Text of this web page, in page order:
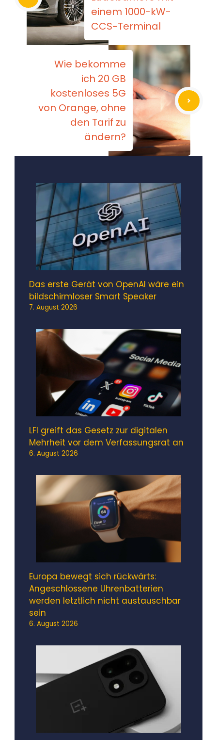
einem 1000-kW-
CCS-Terminal
Wie bekomme
ich 20 GB
kostenloses 5G
von Orange, ohne
den Tarif zu
ändern?
Das erste Gerät von OpenAI wäre ein
bildschirmloser Smart Speaker
7. August 2026
LFI greift das Gesetz zur digitalen
Mehrheit vor dem Verfassungsrat an
6. August 2026
Europa bewegt sich rückwärts:
Angeschlossene Uhrenbatterien
werden letztlich nicht austauschbar
sein
6. August 2026